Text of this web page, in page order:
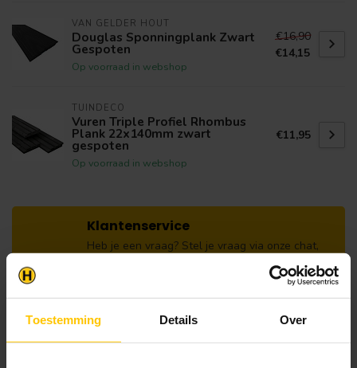
Toestemming Details Over
VAN GELDER HOUT
Douglas Sponningplank Zwart
Gespoten
Op voorraad in webshop
€16,90
€14,15
TUINDECO
Vuren Triple Profiel Rhombus
Plank 22x140mm zwart
gespoten
Op voorraad in webshop
€11,95
Klantenservice
Heb je een vraag? Stel je vraag via onze chat,
of neem
. Wij helpen u
graag verder met het samenstellen van uw
Afhalen en zeker weten dan uw